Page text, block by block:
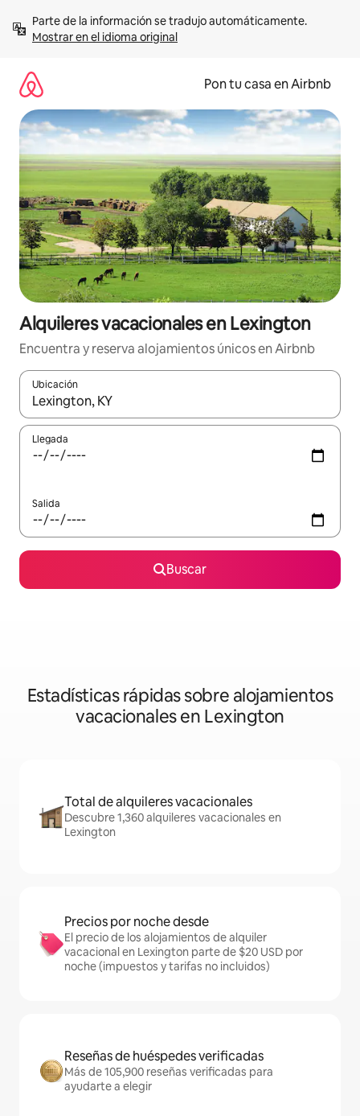
contenidoMostrar en el idioma original
Pon tu casa en Airbnb
Alquileres vacacionales en Lexington
Encuentra y reserva alojamientos únicos en Airbnb
Ubicación
Cuando los resultados estén disponibles, navega con las
Llegada
Salida
Buscar
Estadísticas rápidas sobre alojamientos
vacacionales en Lexington
Total de alquileres vacacionales
Descubre 1,360 alquileres vacacionales en
Lexington
Precios por noche desde
El precio de los alojamientos de alquiler
vacacional en Lexington parte de $20 USD por
noche (impuestos y tarifas no incluidos)
Reseñas de huéspedes verificadas
Más de 105,900 reseñas verificadas para
ayudarte a elegir